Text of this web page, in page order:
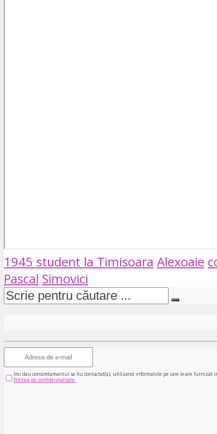
1945 student la Timisoara Alexoaie
Pascal Simovici
Imi dau consimtamantul sa fiu contactat(a), utilizand informatiile pe care le-am furnizat
Politica de confidentialitate.